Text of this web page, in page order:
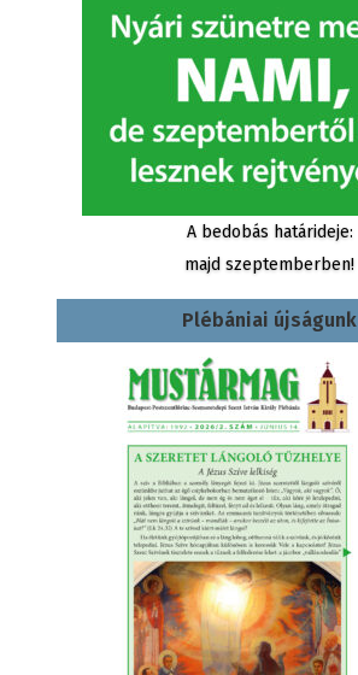
A bedobás határideje:
majd szeptemberben!
Plébániai újságunk